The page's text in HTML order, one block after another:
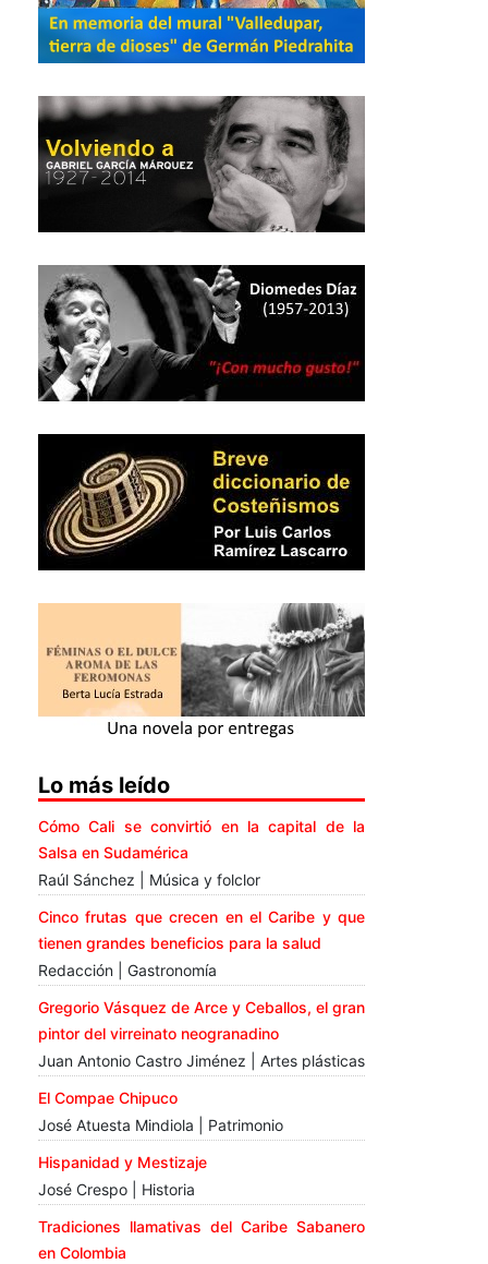
Lo más leído
Cómo Cali se convirtió en la capital de la
Salsa en Sudamérica
Raúl Sánchez | Música y folclor
Cinco frutas que crecen en el Caribe y que
tienen grandes beneficios para la salud
Redacción | Gastronomía
Gregorio Vásquez de Arce y Ceballos, el gran
pintor del virreinato neogranadino
Juan Antonio Castro Jiménez | Artes plásticas
El Compae Chipuco
José Atuesta Mindiola | Patrimonio
Hispanidad y Mestizaje
José Crespo | Historia
Tradiciones llamativas del Caribe Sabanero
en Colombia